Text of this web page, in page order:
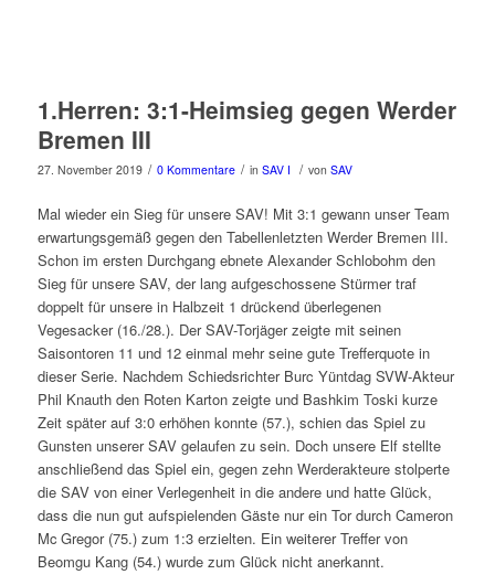
1.Herren: 3:1-Heimsieg gegen Werder
Bremen III
27. November 2019 / 0 Kommentare / in SAV I / von SAV
Mal wieder ein Sieg für unsere SAV! Mit 3:1 gewann unser Team
erwartungsgemäß gegen den Tabellenletzten Werder Bremen III.
Schon im ersten Durchgang ebnete Alexander Schlobohm den
Sieg für unsere SAV, der lang aufgeschossene Stürmer traf
doppelt für unsere in Halbzeit 1 drückend überlegenen
Vegesacker (16./28.). Der SAV-Torjäger zeigte mit seinen
Saisontoren 11 und 12 einmal mehr seine gute Trefferquote in
dieser Serie. Nachdem Schiedsrichter Burc Yüntdag SVW-Akteur
Phil Knauth den Roten Karton zeigte und Bashkim Toski kurze
Zeit später auf 3:0 erhöhen konnte (57.), schien das Spiel zu
Gunsten unserer SAV gelaufen zu sein. Doch unsere Elf stellte
anschließend das Spiel ein, gegen zehn Werderakteure stolperte
die SAV von einer Verlegenheit in die andere und hatte Glück,
dass die nun gut aufspielenden Gäste nur ein Tor durch Cameron
Mc Gregor (75.) zum 1:3 erzielten. Ein weiterer Treffer von
Beomgu Kang (54.) wurde zum Glück nicht anerkannt.